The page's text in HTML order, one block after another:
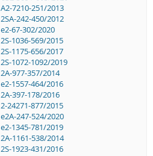
A2-7210-251/2013
2SA-242-450/2012
e2-67-302/2020
2S-1036-569/2015
2S-1175-656/2017
2S-1072-1092/2019
2A-977-357/2014
e2-1557-464/2016
2A-397-178/2016
2-24271-877/2015
e2A-247-524/2020
e2-1345-781/2019
2A-1161-538/2014
2S-1923-431/2016